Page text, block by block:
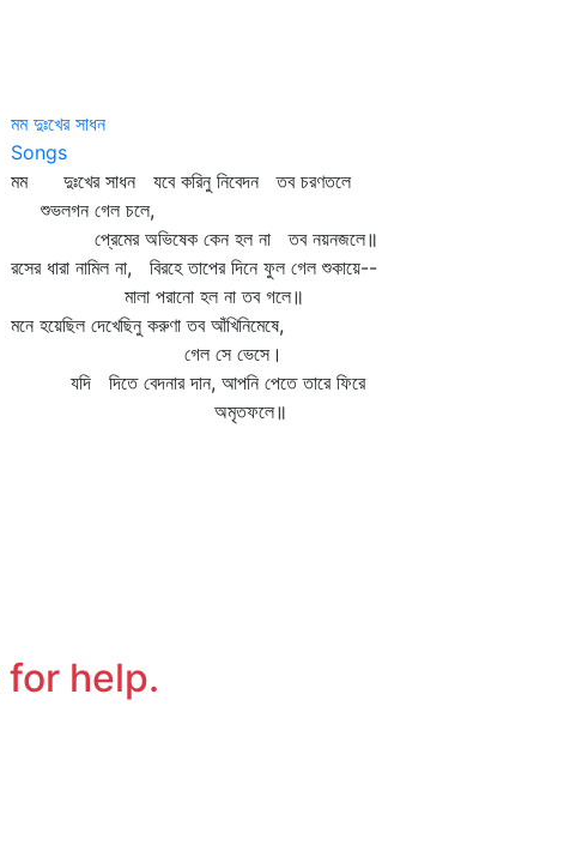
মম দুঃখের সাধন
Songs
মম দুঃখের সাধন যবে করিনু নিবেদন তব চরণতলে
শুভলগন গেল চলে,
প্রেমের অভিষেক কেন হল না তব নয়নজলে॥
রসের ধারা নামিল না, বিরহে তাপের দিনে ফুল গেল শুকায়ে--
মালা পরানো হল না তব গলে॥
মনে হয়েছিল দেখেছিনু করুণা তব আঁখিনিমেষে,
গেল সে ভেসে।
যদি দিতে বেদনার দান, আপনি পেতে তারে ফিরে
অমৃতফলে॥
for help.